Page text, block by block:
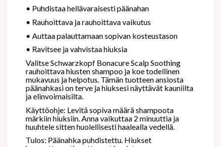
• Puhdistaa hellävaraisesti päänahan
• Rauhoittava ja rauhoittava vaikutus
• Auttaa palauttamaan sopivan kosteustason
• Ravitsee ja vahvistaa hiuksia
Valitse Schwarzkopf Bonacure Scalp Soothing
rauhoittava hiusten shampoo ja koe todellinen
mukavuus ja helpotus. Tämän tuotteen ansiosta
päänahkasi on terve ja hiuksesi näyttävät kauniilta
ja elinvoimaisilta.
Käyttöohje: Levitä sopiva määrä shampoota
märkiin hiuksiin. Anna vaikuttaa 2 minuuttia ja
huuhtele sitten huolellisesti haalealla vedellä.
Tulos: Päänahka puhdistettu. Hiukset